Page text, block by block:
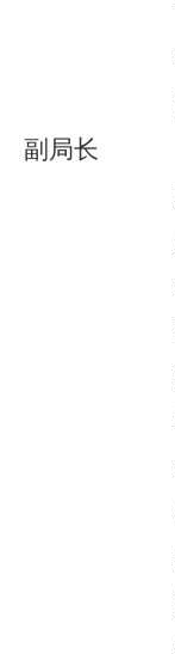
副局长